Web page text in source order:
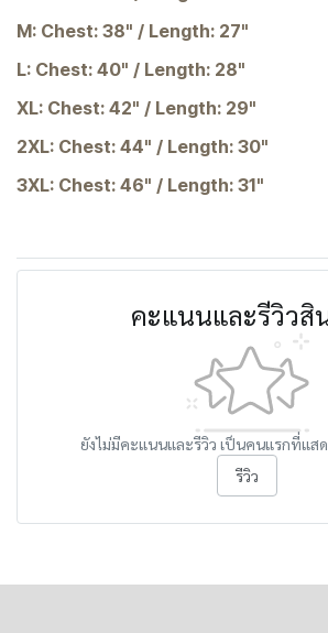
M: Chest: 38" / Length: 27"
L: Chest: 40" / Length: 28"
XL: Chest: 42" / Length: 29"
2XL: Chest: 44" / Length: 30"
3XL: Chest: 46" / Length: 31"
คะแนนและรีวิวสิ
ยังไม่มีคะแนนและรีวิว เป็นคนแรกที่แส
รีวิว